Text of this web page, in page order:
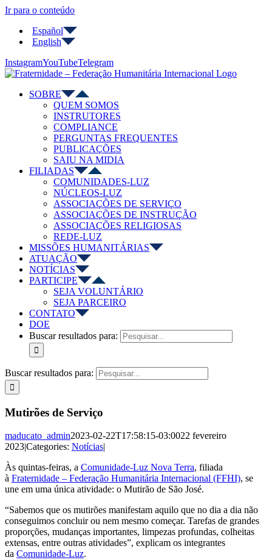
Ir para o conteúdo
Español
English
InstagramYouTubeTelegram
SOBRE
QUEM SOMOS
INSTRUTORES
COMPLIANCE
PERGUNTAS FREQUENTES
PUBLICAÇÕES
SAIU NA MIDIA
FILIADAS
COMUNIDADES-LUZ
NÚCLEOS-LUZ
ASSOCIAÇÕES DE SERVIÇO
ASSOCIAÇÕES DE INSTRUÇÃO
ASSOCIAÇÕES RELIGIOSAS
REDE-LUZ
MISSÕES HUMANITÁRIAS
ATUAÇÃO
NOTÍCIAS
PARTICIPE
SEJA VOLUNTÁRIO
SEJA PARCEIRO
CONTATO
DOE
Buscar resultados para:
Buscar resultados para:
Mutirões de Serviço
maducato_admin2023-02-22T17:58:15-03:0022 fevereiro
2023|Categories: Notícias|
Às quintas-feiras, a Comunidade-Luz Nova Terra, filiada
à Fraternidade – Federação Humanitária Internacional (FFHI), se
une em uma única atividade: o Mutirão de São José.
“Sabemos que os mutirões manifestam aquilo que no dia a dia não
conseguimos concluir ou nem mesmo começar. Tarefas de grandes
proporções, mudanças importantes, limpezas profundas, colheitas
extensas, entre outras atividades”, explicam os integrantes
da Comunidade-Luz.